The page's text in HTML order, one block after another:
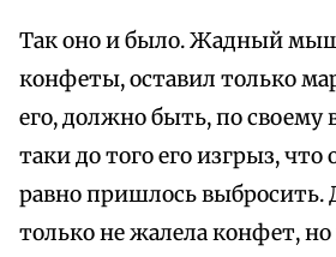
Так оно и было. Жадный
конфеты, оставил только
его, должно быть, по своему
таки до того его изгрыз, что
равно пришлось выбросить.
только не жалела конфет,